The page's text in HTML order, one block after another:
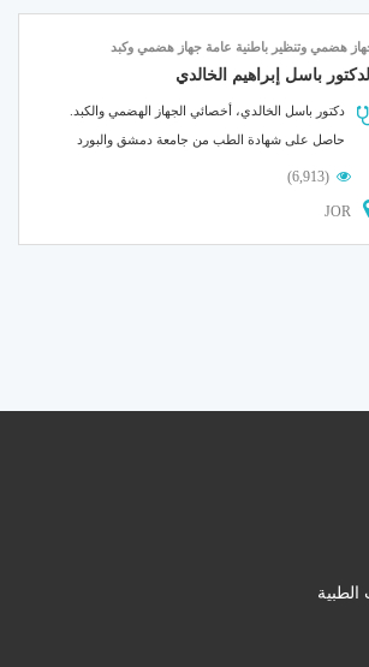
هضمي وتنظير باطنية عامة جهاز هضمي وكبد
الدكتور باسل إبراهيم الخالدي
دكتور باسل الخالدي، أخصائي الجهاز الهضمي والكبد.
حاصل على شهادة الطب من جامعة دمشق والبورد
الأردني في تخصص الباطنية. والبورد....
(6,913)
JOR